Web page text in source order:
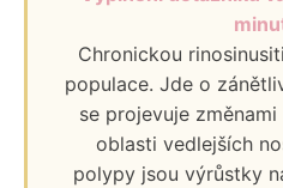
Chronickou
populace. Jde o
se projevuje
oblasti vedlejších
polypy jsou výrůstky